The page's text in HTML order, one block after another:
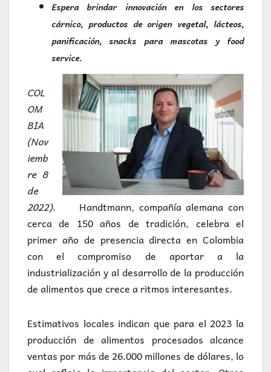
Espera brindar innovación en los sectores
cárnico, productos de origen vegetal, lácteos,
panificación, snacks para mascotas y food
service.
COL
OM
BIA
(Nov
iemb
re 8
de
2022). Handtmann, compañía alemana con
cerca de 150 años de tradición, celebra el
primer año de presencia directa en Colombia
con el compromiso de aportar a la
industrialización y al desarrollo de la producción
de alimentos que crece a ritmos interesantes.
Estimativos locales indican que para el 2023 la
producción de alimentos procesados alcance
ventas por más de 26.000 millones de dólares, lo